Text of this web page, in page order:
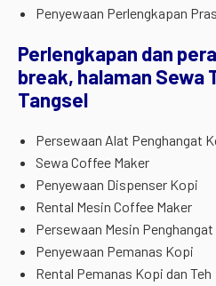
Penyewaan Perlengkapan
Perlengkapan dan
break, halaman Sewa
Tangsel
Persewaan Alat Penghangat
Sewa Coffee Maker
Penyewaan Dispenser Kopi
Rental Mesin Coffee Maker
Persewaan Mesin
Penyewaan Pemanas Kopi
Rental Pemanas Kopi dan Teh